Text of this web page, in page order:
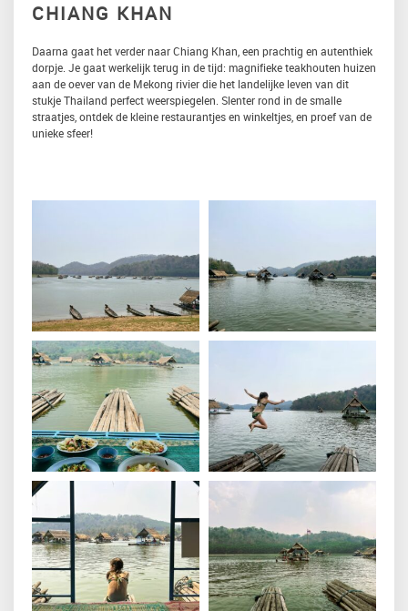
CHIANG KHAN
Daarna gaat het verder naar Chiang Khan, een prachtig en autenthiek
dorpje. Je gaat werkelijk terug in de tijd: magnifieke teakhouten huizen
aan de oever van de Mekong rivier die het landelijke leven van dit
stukje Thailand perfect weerspiegelen. Slenter rond in de smalle
straatjes, ontdek de kleine restaurantjes en winkeltjes, en proef van de
unieke sfeer!